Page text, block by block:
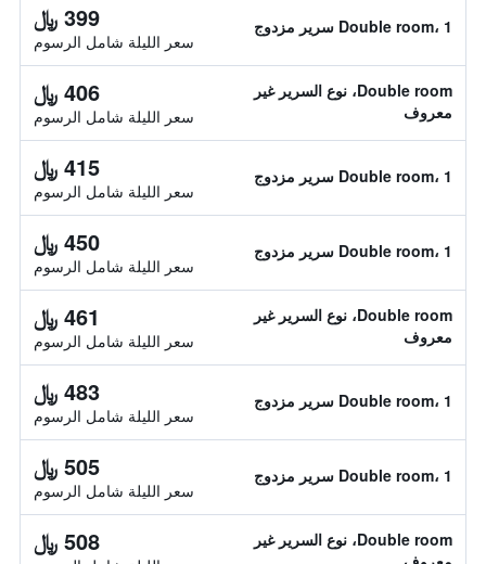
Double room، 1 سرير مزدوج 399 ﷼
سعر الليلة شامل الرسوم
Double room، نوع السرير غير
معروف
406 ﷼
سعر الليلة شامل الرسوم
Double room، 1 سرير مزدوج 415 ﷼
سعر الليلة شامل الرسوم
Double room، 1 سرير مزدوج 450 ﷼
سعر الليلة شامل الرسوم
Double room، نوع السرير غير
معروف
461 ﷼
سعر الليلة شامل الرسوم
Double room، 1 سرير مزدوج 483 ﷼
سعر الليلة شامل الرسوم
Double room، 1 سرير مزدوج 505 ﷼
سعر الليلة شامل الرسوم
Double room، نوع السرير غير
508 ﷼